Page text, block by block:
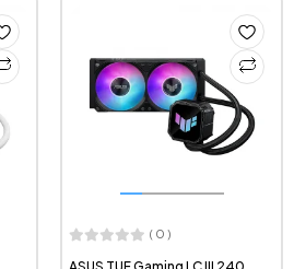
( 0 )
ASUS TUF Gaming LC III 240